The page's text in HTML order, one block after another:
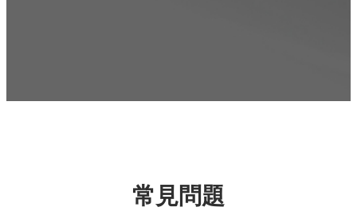
常見問題